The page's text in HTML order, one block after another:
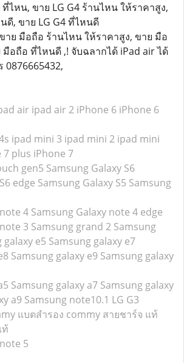
ไหน, ขาย LG G4 ร้านไหน ให้ราคาสูง,
ดี, ขาย LG G4 ที่ไหนดี
ย มือถือ ร้านไหน ให้ราคาสูง, ขาย มือ
อถือ ที่ไหนดี ,! จับฉลากได้ iPad air ได้
0876665432,
air ipad air 2 iPhone 6 iPhone 6
ipad mini 3 ipad mini 2 ipad mini
7 plus iPhone 7
gen5 Samsung Galaxy S6
edge Samsung Galaxy S5 Samsung
4 Samsung Galaxy note 4 edge
3 Samsung grand 2 Samsung
galaxy e5 Samsung galaxy e7
Samsung galaxy e9 Samsung galaxy
Samsung galaxy a7 Samsung galaxy
a9 Samsung note10.1 LG G3
แบตสำรอง commy สายชาร์จ แท้
5